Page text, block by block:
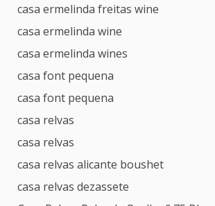
casa ermelinda freitas wine
casa ermelinda wine
casa ermelinda wines
casa font pequena
casa font pequena
casa relvas
casa relvas
casa relvas alicante boushet
casa relvas dezassete